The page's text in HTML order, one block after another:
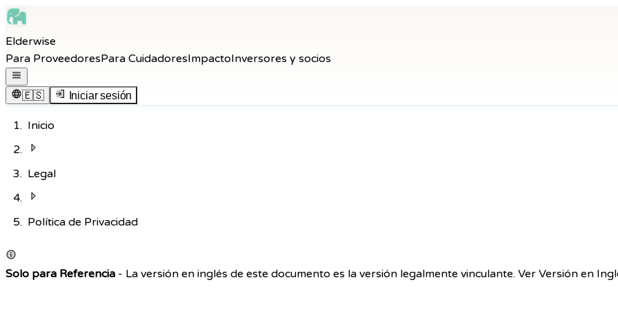
Skip to navigation
Skip to footer
Elderwise
Para ProveedoresPara CuidadoresImpactoInversores y socios
🇪🇸
Iniciar sesión
Inicio
Legal
Política de Privacidad
Solo para Referencia - La versión en inglés de este documento es la versión legalmente vinculante. Ver Versión en